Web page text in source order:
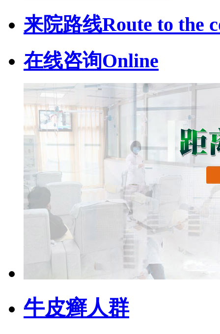
来院路线Route to the
在线咨询Online
牛皮癣人群